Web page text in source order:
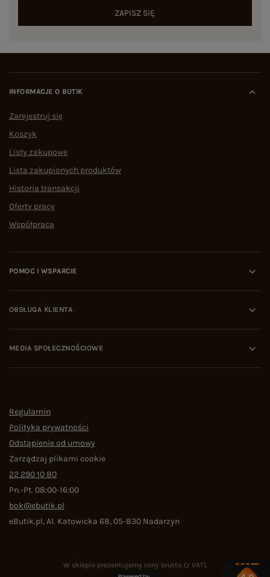
ZAPISZ SIĘ
INFORMACJE O BUTIK
Zarejestruj się
Koszyk
Listy zakupowe
Lista zakupionych produktów
Historia transakcji
Oferty pracy
Współpraca
POMOC I WSPARCIE
OBSŁUGA KLIENTA
MEDIA SPOŁECZNOŚCIOWE
Regulamin
Polityka prywatności
Odstąpienie od umowy
Zarządzaj plikami cookie
22 290 10 80
Pn.-Pt. 08:00-16:00
bok@ebutik.pl
eButik.pl,Al. Katowicka 68,05-830 Nadarzyn
W sklepie prezentujemy ceny brutto (z VAT).